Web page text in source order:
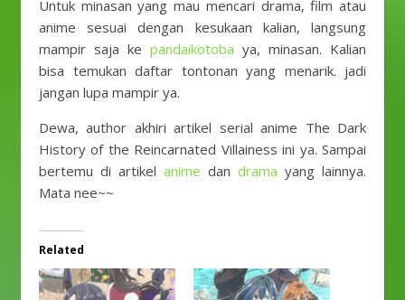
Untuk minasan yang mau mencari drama, film atau
anime sesuai dengan kesukaan kalian, langsung
mampir saja ke pandaikotoba ya, minasan. Kalian
bisa temukan daftar tontonan yang menarik. jadi
jangan lupa mampir ya.
Dewa, author akhiri artikel serial anime The Dark
History of the Reincarnated Villainess ini ya. Sampai
bertemu di artikel anime dan drama yang lainnya.
Mata nee~~
Related